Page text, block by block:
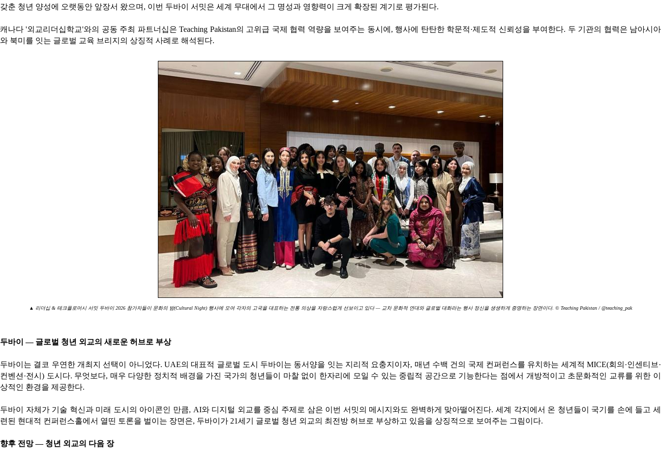
갖춘 청년 양성에 오랫동안 앞장서 왔으며, 이번 두바이 서밋은 세계 무대에서 그 명성과 영향력이 크게 확장된 계기로 평가된다.
캐나다 '외교리더십학교'와의 공동 주최 파트너십은 Teaching Pakistan의 고위급 국제 협력 역량을 보여주는 동시에, 행사에 탄탄한 학문적·제도적 신뢰성을 부여한다. 두 기관의 협력은 남아시아
와 북미를 잇는 글로벌 교육 브리지의 상징적 사례로 해석된다.
▲ 리더십 & 테크플로머시 서밋 두바이 2026 참가자들이 문화의 밤(Cultural Night) 행사에 모여 각자의 고국을 대표하는 전통 의상을 자랑스럽게 선보이고 있다 — 교차 문화적 연대와 글로벌 대화라는 행사 정신을 생생하게 증명하는 장면이다. © Teaching Pakistan / @teaching_pak
두바이 — 글로벌 청년 외교의 새로운 허브로 부상
두바이는 결코 우연한 개최지 선택이 아니었다. UAE의 대표적 글로벌 도시 두바이는 동서양을 잇는 지리적 요충지이자, 매년 수백 건의 국제 컨퍼런스를 유치하는 세계적 MICE(회의·인센티브·
컨벤션·전시) 도시다. 무엇보다, 매우 다양한 정치적 배경을 가진 국가의 청년들이 마찰 없이 한자리에 모일 수 있는 중립적 공간으로 기능한다는 점에서 개방적이고 초문화적인 교류를 위한 이
상적인 환경을 제공한다.
두바이 자체가 기술 혁신과 미래 도시의 아이콘인 만큼, AI와 디지털 외교를 중심 주제로 삼은 이번 서밋의 메시지와도 완벽하게 맞아떨어진다. 세계 각지에서 온 청년들이 국기를 손에 들고 세
련된 현대적 컨퍼런스홀에서 열띤 토론을 벌이는 장면은, 두바이가 21세기 글로벌 청년 외교의 최전방 허브로 부상하고 있음을 상징적으로 보여주는 그림이다.
향후 전망 — 청년 외교의 다음 장